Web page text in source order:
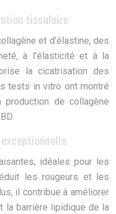
tissulaire
et d’élastine, des
à l’élasticité et à la
la cicatrisation des
tests in vitro ont montré
de collagène
idéales pour les
les rougeurs et les
il contribue à améliorer
la barrière lipidique de la